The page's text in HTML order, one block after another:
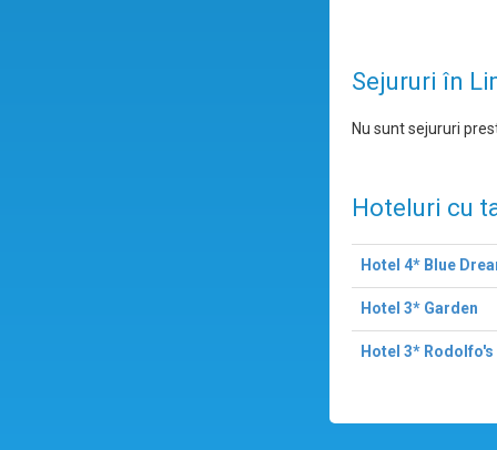
Sejururi în
Nu sunt sejururi
Hoteluri cu
Hotel 4* Blue
Hotel 3* Garden
Hotel 3* Rodolfo's